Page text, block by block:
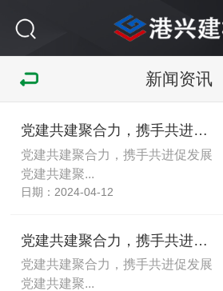
新闻资讯
党建共建聚合力，携手共进促发展,党建共建聚合力，携手共进促发展
党建共建聚合力，携手共进促发展
党建共建聚...
日期：2024-04-12
党建共建聚合力，携手共进促发展,党建共建聚合力，携手共进促发展
党建共建聚合力，携手共进促发展
党建共建聚...